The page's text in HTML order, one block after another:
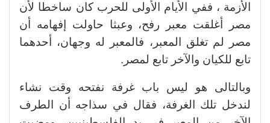
الأزمة ، ففي الأيام الأولى للحرب كان ساخطا لأن
مصر أغلقت معبر رفح، وعبثا حاولت إفهامه أن
مصر لم تغلق المعبر، فالمعبر له وجهان، أحدهما
تابع للكيان والآخر تابع لمصر.
وبالتالى هو ليس باب غرفة نفتحه وقت نشاء
لندخل تلك الغرفة، فقال في سذاجه أن الطرف